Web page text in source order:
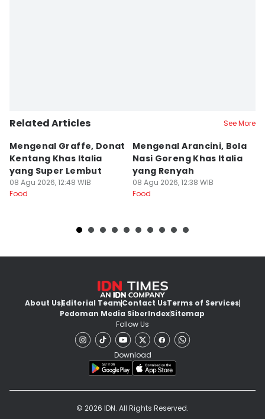
Related Articles See More
Mengenal Graffe, Donat
Kentang Khas Italia
yang Super Lembut
08 Agu 2026, 12:48 WIB
Food
Mengenal Arancini, Bola
Nasi Goreng Khas Italia
yang Renyah
08 Agu 2026, 12:38 WIB
Food
About UsEditorial TeamContact UsTerms of Services
Pedoman Media SiberIndexSitemap
Follow Us
Download
© 2026 IDN. All Rights Reserved.